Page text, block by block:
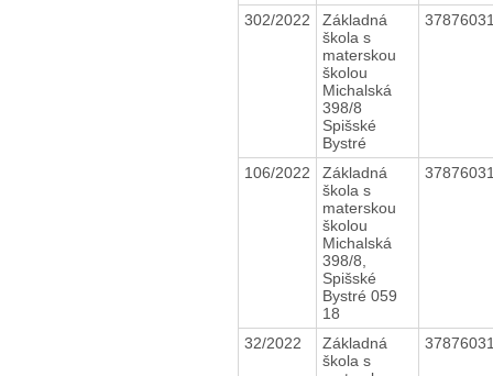
302/2022
Základná
škola s
materskou
školou
Michalská
398/8
Spišské
Bystré
106/2022
Základná
škola s
materskou
školou
Michalská
398/8,
Spišské
Bystré 059
18
32/2022
Základná
škola s